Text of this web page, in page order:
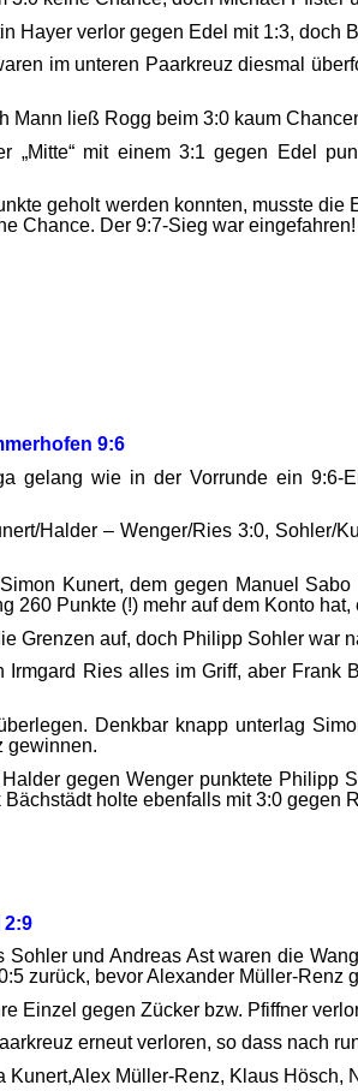
Hayer verlor gegen Edel mit 1:3, doch
im unteren Paarkreuz diesmal
Mann ließ Rogg beim 3:0 kaum
„Mitte“ mit einem 3:1 gegen Edel
geholt werden konnten, musste
Chance. Der 9:7-Sieg war eingefahren!
9:6
gelang wie in der Vorrunde ein
Halder – Wenger/Ries 3:0, Sohler/
Kunert, dem gegen Manuel
260 Punkte (!) mehr auf dem Konto
Grenzen auf, doch Philipp Sohler war
Irmgard Ries alles im Griff, aber
Denkbar knapp unterlag
gewinnen.
gegen Wenger punktete Philipp
holte ebenfalls mit 3:0 gegen
2:9
Sohler und Andreas Ast waren die
zurück, bevor Alexander Müller-Renz
Einzel gegen Zücker bzw. Pfiffner
erneut verloren, so dass nach
Kunert,Alex Müller-Renz, Klaus Hösch,